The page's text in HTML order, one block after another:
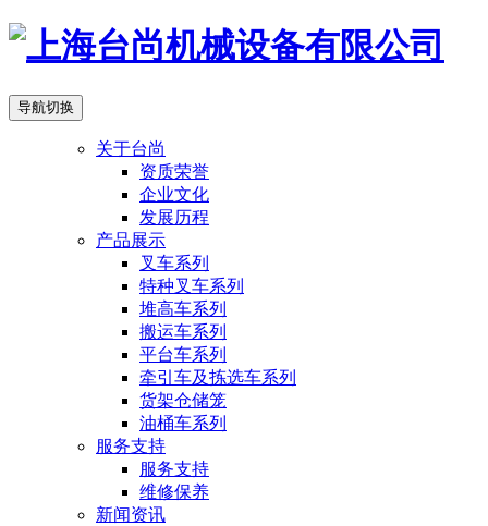
导航切换
关于台尚
资质荣誉
企业文化
发展历程
产品展示
叉车系列
特种叉车系列
堆高车系列
搬运车系列
平台车系列
牵引车及拣选车系列
货架仓储笼
油桶车系列
服务支持
服务支持
维修保养
新闻资讯